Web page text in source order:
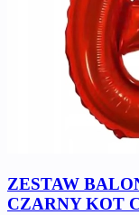
ZESTAW
CZARNY KOT